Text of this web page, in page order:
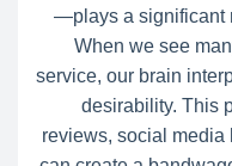
—plays a significant
When we see
service, our brain
desirability. This
reviews, social media